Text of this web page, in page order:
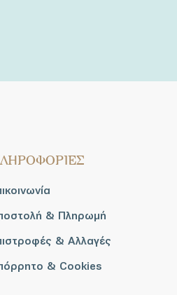
& Πληρωμή
& Αλλαγές
& Cookies